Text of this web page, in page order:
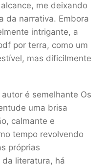
me deixando
da narrativa. Embora
intrigante, a
por terra, como um
mas dificilmente
é semelhante Os
uma brisa
calmante e
tempo revolvendo
próprias
da literatura, há